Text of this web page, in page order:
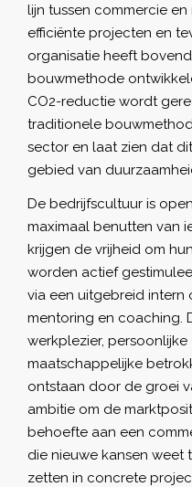
lijn tussen commercie
efficiënte projecten en
organisatie heeft
bouwmethode
CO2-reductie wordt
traditionele
sector en laat zien dat
gebied van
De bedrijfscultuur is
maximaal benutten van
krijgen de vrijheid om
worden actief
via een uitgebreid intern
mentoring en coaching.
werkplezier,
maatschappelijke
ontstaan door de groei
ambitie om de
behoefte aan een
die nieuwe kansen weet
zetten in concrete